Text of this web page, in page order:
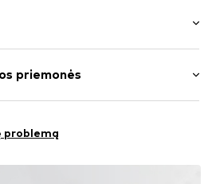
rankovės
priemonės
– PES
problemą